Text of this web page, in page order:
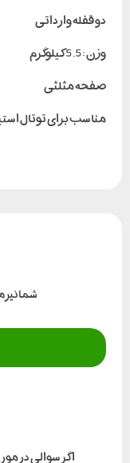
دو قفله وارداتی
وزن : 5.5 کیلوگرم
صفحه مثلثی
مناسب برای توتال
شما نیز
اگر سوالی در